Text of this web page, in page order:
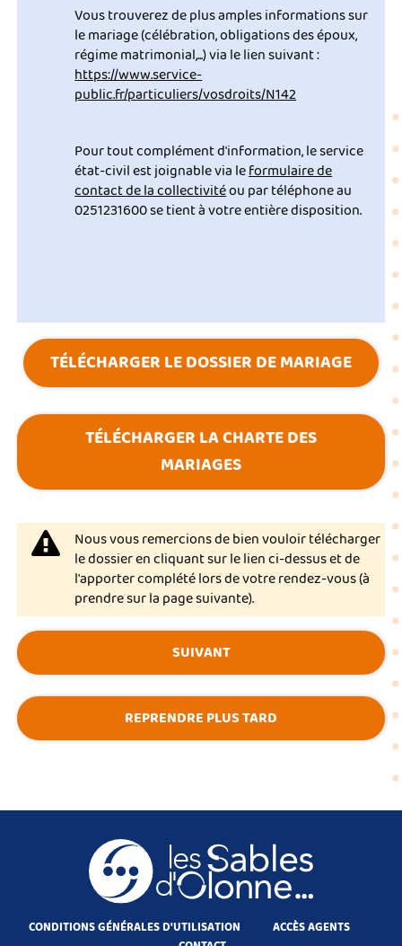
Vous trouverez de plus amples informations sur
le mariage (célébration, obligations des époux,
régime matrimonial,...) via le lien suivant :
https://www.service-
public.fr/particuliers/vosdroits/N142
Pour tout complément d'information, le service
état-civil est joignable via leformulaire de
contact de la collectivitéou par téléphone au
0251231600 se tient à votre entière disposition.
TÉLÉCHARGER LE DOSSIER DE MARIAGE
TÉLÉCHARGER LA CHARTE DES
MARIAGES
Nous vous remercions de bien vouloir télécharger
le dossier en cliquant sur le lien ci-dessus et de
l'apporter complété lors de votre rendez-vous (à
prendre sur la page suivante).
SUIVANT
REPRENDRE PLUS TARD
CONDITIONS GÉNÉRALES D'UTILISATION
ACCÈS AGENTS